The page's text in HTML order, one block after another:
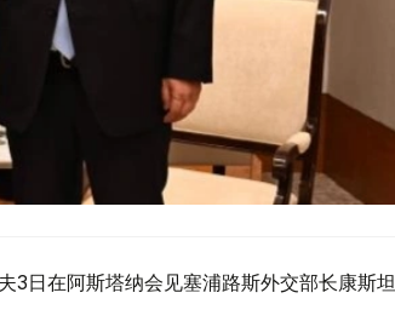
3日在阿斯塔纳会见塞浦路斯外交部长康斯坦